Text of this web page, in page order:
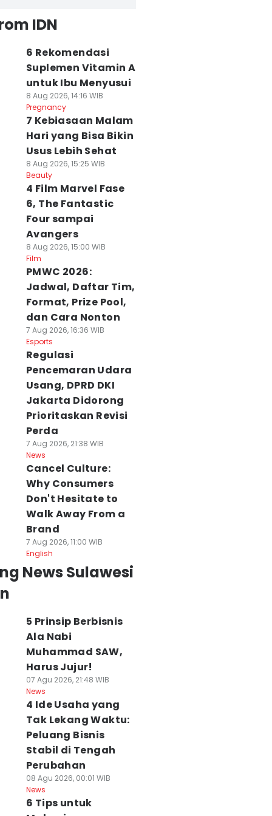
IDN
6 Rekomendasi
Suplemen Vitamin A
untuk Ibu Menyusui
8 Aug 2026, 14:16 WIB
Pregnancy
7 Kebiasaan Malam
Hari yang Bisa Bikin
Usus Lebih Sehat
8 Aug 2026, 15:25 WIB
Beauty
4 Film Marvel Fase
6, The Fantastic
Four sampai
Avangers
8 Aug 2026, 15:00 WIB
Film
PMWC 2026:
Jadwal, Daftar Tim,
Format, Prize Pool,
dan Cara Nonton
7 Aug 2026, 16:36 WIB
Esports
Regulasi
Pencemaran Udara
Usang, DPRD DKI
Jakarta Didorong
Prioritaskan Revisi
Perda
7 Aug 2026, 21:38 WIB
News
Cancel Culture:
Why Consumers
Don't Hesitate to
Walk Away From a
Brand
7 Aug 2026, 11:00 WIB
English
News Sulawesi
5 Prinsip Berbisnis
Ala Nabi
Muhammad SAW,
Harus Jujur!
07 Agu 2026, 21:48 WIB
News
4 Ide Usaha yang
Tak Lekang Waktu:
Peluang Bisnis
Stabil di Tengah
Perubahan
08 Agu 2026, 00:01 WIB
News
6 Tips untuk